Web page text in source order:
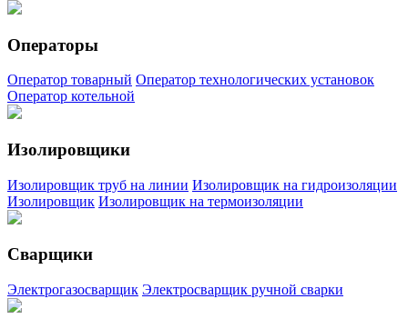
Операторы
Оператор товарный Оператор технологических установок
Оператор котельной
Изолировщики
Изолировщик труб на линии Изолировщик на гидроизоляции
Изолировщик Изолировщик на термоизоляции
Сварщики
Электрогазосварщик Электросварщик ручной сварки